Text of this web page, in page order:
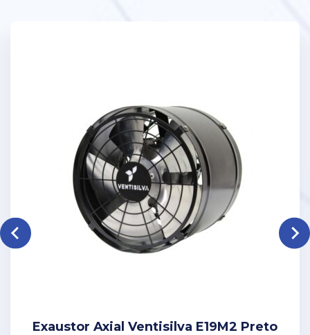
Exaustor Axial Ventisilva E19M2 Preto